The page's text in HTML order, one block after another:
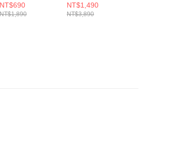
NT$690
NT$1,490
NT$3,890